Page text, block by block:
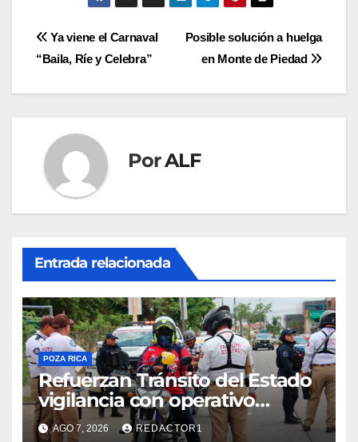
Navegación
Posible solución a huelga
en Monte de Piedad
Ya viene el Carnaval
“Baila, Ríe y Celebra”
PorALF
Entrada relacionada
POZA RICA
Refuerzan Tránsito del Estado
vigilancia con operativo
sorpresa
AGO 7, 2026 REDACTOR1